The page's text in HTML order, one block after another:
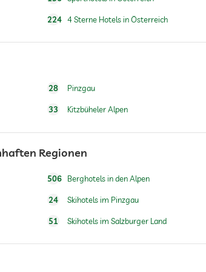
224 4 Sterne Hotels in Österreich
28 Pinzgau
33 Kitzbüheler Alpen
Regionen
506 Berghotels in den Alpen
24 Skihotels im Pinzgau
51 Skihotels im Salzburger Land